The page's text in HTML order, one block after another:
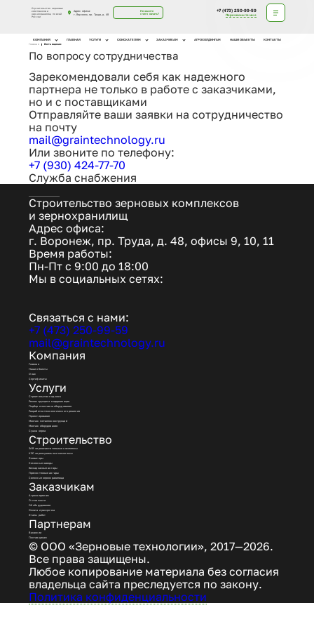
Строительство зерновых
комплексов и
зернохранилищ по всей
России
Адрес офиса:
г. Воронеж, пр. Труда, д. 48
Не знаете
с чего начать?
+7 (473) 250-99-59
Перезвоните мне
КОМПАНИЯ ГЛАВНАЯ УСЛУГИ СОИСКАТЕЛЯМ ЗАКАЗЧИКАМ АГРОХОЛДИНГАМ НАШИ ОБЪЕКТЫ КОНТАКТЫ
Главная Поставщикам
По вопросусотрудничества
Зарекомендовали себя как надежного
партнера не только в работе с заказчиками,
но и с поставщиками
Отправляйте ваши заявки на сотрудничество
на почту
mail@graintechnology.ru
Или звоните по телефону:
+7 (930) 424-77-70
Служба снабжения
Строительство зерновых комплексов
и зернохранилищ
Адрес офиса:
г. Воронеж, пр. Труда, д. 48, офисы 9, 10, 11
Время работы:
Пн-Пт с 9:00 до 18:00
Мы в социальных сетях:
Связаться с нами:
+7 (473) 250-99-59
mail@graintechnology.ru
Компания
Главная
Наши объекты
О нас
Сертификаты
Услуги
Строительство под ключ
Реконструкция и модернизация
Подбор и поставка оборудования
Разработка технологического решения
Проектирование
Монтаж металлоконструкций
Монтаж оборудования
Сушка зерна
Строительство
ЗАВ зерноочистительные комплексы
КЗС зерносушильные комплексы
Элеваторы
Семенные заводы
Бескаркасные ангары
Прямостенные ангары
Силосные зернохранилища
Заказчикам
Агрохолдингам
О стоимости
Об оборудовании
Оплата и рассрочка
Этапы работ
Партнерам
Вакансии
Поставщикам
© ООО «Зерновые технологии», 2017—2026.
Все права защищены.
Любое копирование материала без согласия
владельца сайта преследуется по закону.
Политика конфиденциальности